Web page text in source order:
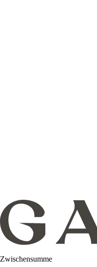
Zwischensumme